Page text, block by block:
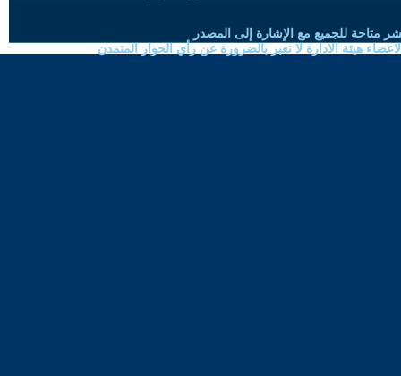
متاحة للجميع مع الإشارة إلى المصدر
هيئة الادارة لا تعبر بالضرورة عن رأي الحوار المتمدن